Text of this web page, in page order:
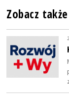
Zobacz także